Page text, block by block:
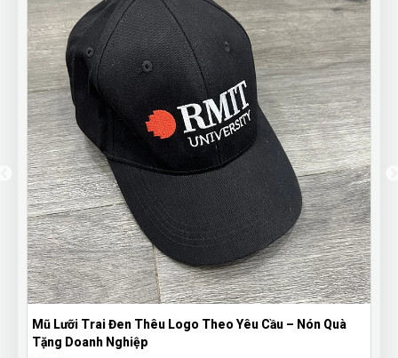
Mũ Lưỡi Trai Đen Thêu Logo Theo Yêu Cầu – Nón Quà
Tặng Doanh Nghiệp